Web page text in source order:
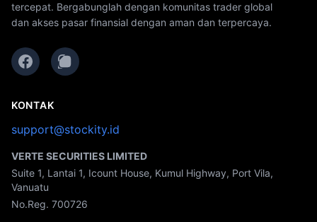
tercepat. Bergabunglah dengan komunitas trader global
dan akses pasar finansial dengan aman dan terpercaya.
KONTAK
support@stockity.id
VERTE SECURITIES LIMITED
Suite 1, Lantai 1, Icount House, Kumul Highway, Port Vila,
Vanuatu
No.Reg. 700726